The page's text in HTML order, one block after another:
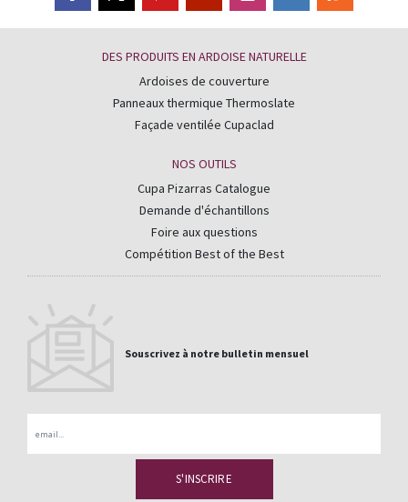
DES PRODUITS EN ARDOISE NATURELLE
Ardoises de couverture
Panneaux thermique Thermoslate
Façade ventilée Cupaclad
NOS OUTILS
Cupa Pizarras Catalogue
Demande d'échantillons
Foire aux questions
Compétition Best of the Best
Souscrivez à notre bulletin mensuel